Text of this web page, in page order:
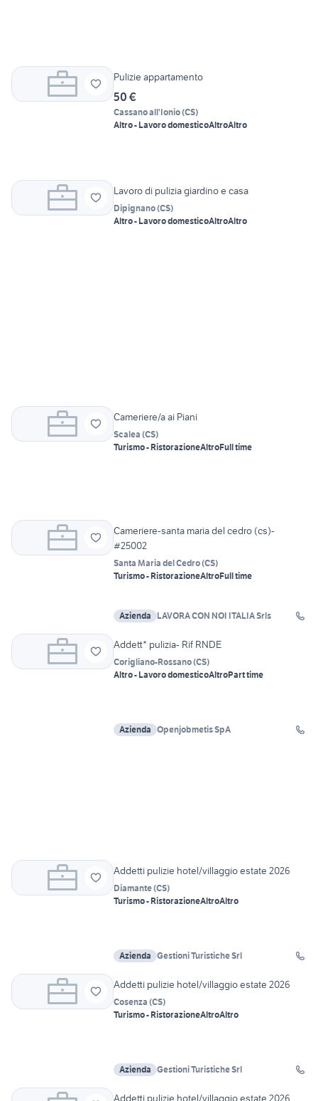
Pulizie appartamento
50 €
Cassano all'Ionio(CS)
Altro - Lavoro domesticoAltroAltro
Lavoro di pulizia giardino e casa
Dipignano(CS)
Altro - Lavoro domesticoAltroAltro
Cameriere/a ai Piani
Scalea (CS)
Turismo - RistorazioneAltroFull time
Cameriere-santa maria del cedro (cs)-
#25002
Santa Maria del Cedro(CS)
Turismo - RistorazioneAltroFull time
Azienda LAVORA CON NOI ITALIA Srls
Addett* pulizia- Rif RNDE
Corigliano-Rossano(CS)
Altro - Lavoro domesticoAltroPart time
Azienda Openjobmetis SpA
Addetti pulizie hotel/villaggio estate 2026
Diamante(CS)
Turismo - RistorazioneAltroAltro
Azienda Gestioni Turistiche Srl
Addetti pulizie hotel/villaggio estate 2026
Cosenza (CS)
Turismo - RistorazioneAltroAltro
Azienda Gestioni Turistiche Srl
Addetti pulizie hotel/villaggio estate 2026